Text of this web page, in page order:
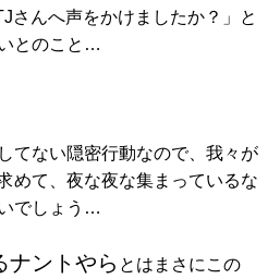
さんへ声をかけましたか？」と
とのこと…
てない隠密行動なので、我々が
めて、夜な夜な集まっているな
でしょう…
ナントやら とはまさにこの